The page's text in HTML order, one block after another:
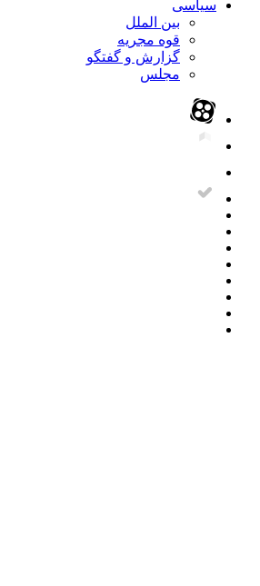
سیاسی
بین الملل
قوه مجریه
گزارش و گفتگو
مجلس